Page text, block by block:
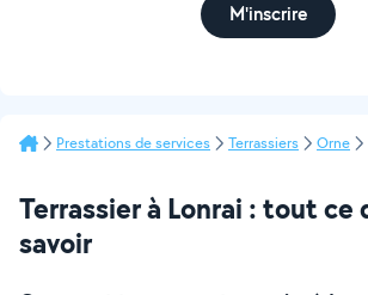
M'inscrire
Prestations de services Terrassiers Orne
Terrassier à Lonrai : tout ce
savoir